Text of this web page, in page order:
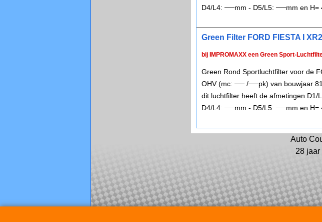
D4/L4: ──mm - D5/L5: ──mm en H=
Green Filter FORD FIESTA I
bij IMPROMAXX een Green Sport-
Green Rond Sportluchtfilter voor de
OHV (mc: ── /──pk) van bouwjaar
dit luchtfilter heeft de afmetingen
D4/L4: ──mm - D5/L5: ──mm en H=
Auto
28 jaar